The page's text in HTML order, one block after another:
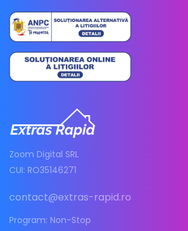
Zoom Digital SRL
CUI: RO35146271
contact@extras-rapid.ro
Program: Non-Stop